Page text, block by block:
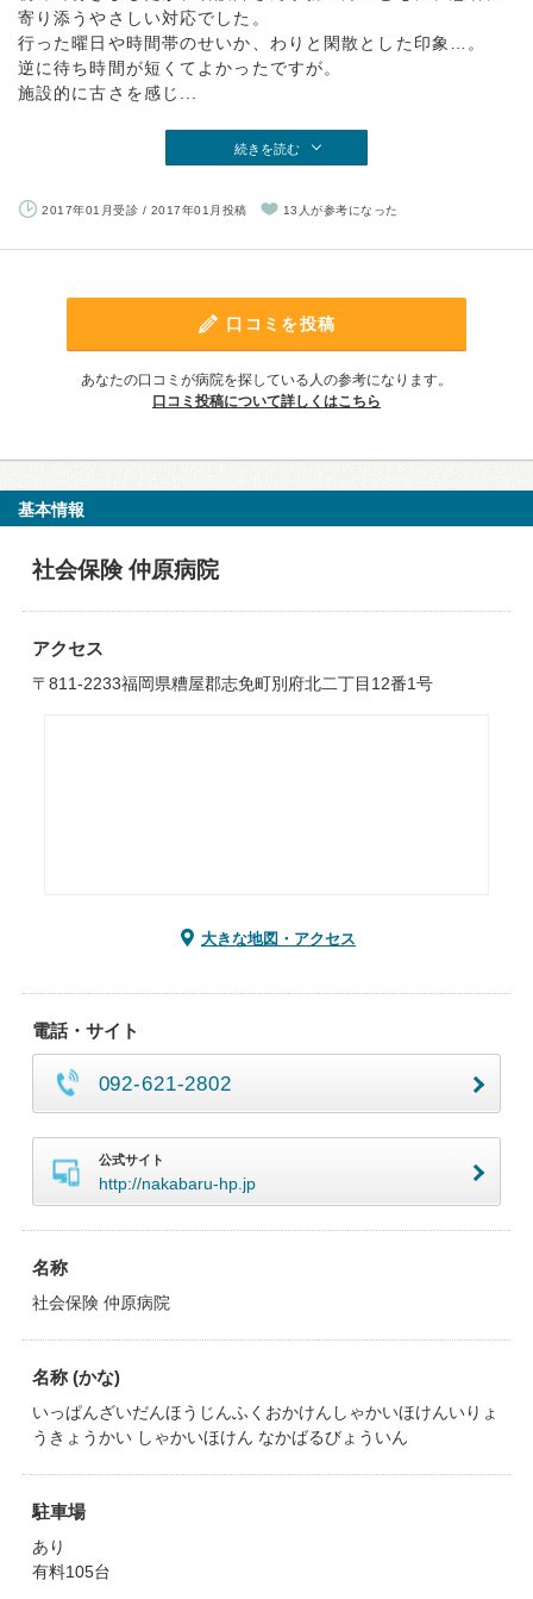
寄り添うやさしい対応でした。
行った曜日や時間帯のせいか、わりと閑散とした印象…。
逆に待ち時間が短くてよかったですが。
施設的に古さを感じ...
続きを読む
2017年01月受診 / 2017年01月投稿 13人が参考になった
口コミを投稿
あなたの口コミが病院を探している人の参考になります。
口コミ投稿について詳しくはこちら
基本情報
社会保険 仲原病院
アクセス
〒811-2233福岡県糟屋郡志免町別府北二丁目12番1号
大きな地図・アクセス
電話・サイト
092-621-2802
公式サイト
http://nakabaru-hp.jp
名称
社会保険 仲原病院
名称 (かな)
いっぱんざいだんほうじんふくおかけんしゃかいほけんいりょ
うきょうかい しゃかいほけん なかばるびょういん
駐車場
あり
有料105台